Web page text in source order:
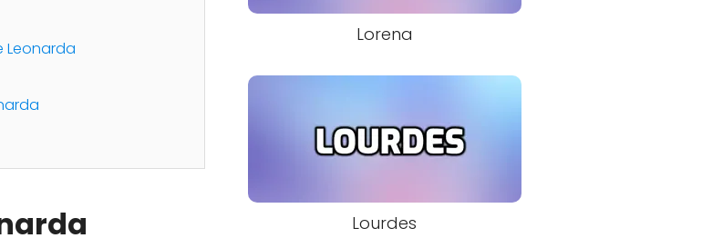
Leonarda
Lorena
Lourdes